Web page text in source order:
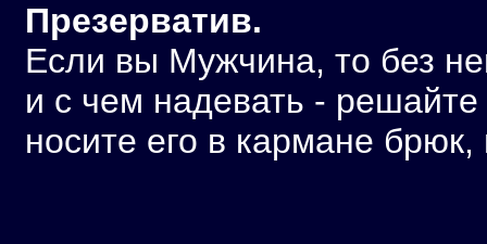
Презерватив.
Если вы Мужчина, то без
и с чем надевать -
носите его в кармане брюк,